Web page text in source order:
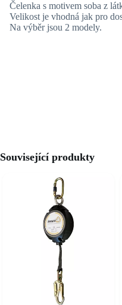
Čelenka s motivem soba z
Velikost je vhodná jak pro
Na výběr jsou 2 modely.
Související produkty